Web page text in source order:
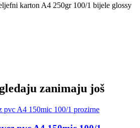
karton A4 250gr 100/1 bijele glossy
zanimaju još